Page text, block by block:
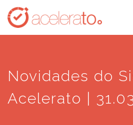
Skip
main
Novidades do
Acelerato |